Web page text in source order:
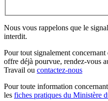
Nous vous rappelons que le
interdit.
Pour tout signalement concernant
offre déjà pourvue, rendez-vous
Travail ou contactez-nous
Pour toute information
les fiches pratiques du Ministère